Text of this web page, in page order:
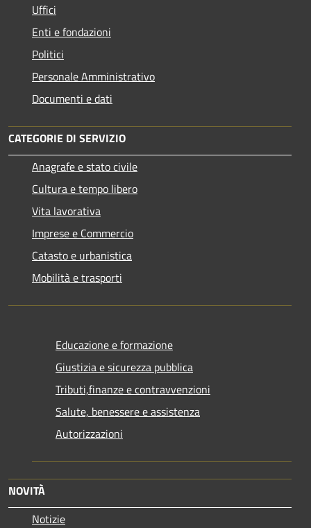
Uffici
Enti e fondazioni
Politici
Personale Amministrativo
Documenti e dati
CATEGORIE DI SERVIZIO
Anagrafe e stato civile
Cultura e tempo libero
Vita lavorativa
Imprese e Commercio
Catasto e urbanistica
Mobilità e trasporti
Educazione e formazione
Giustizia e sicurezza pubblica
Tributi,finanze e contravvenzioni
Salute, benessere e assistenza
Autorizzazioni
NOVITÀ
Notizie